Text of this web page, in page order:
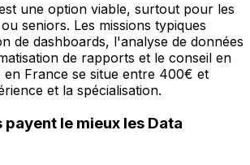
une option viable, surtout pour les
seniors. Les missions typiques
de dashboards, l'analyse de données
de rapports et le conseil en
en France se situe entre 400€ et
et la spécialisation.
le mieux les Data